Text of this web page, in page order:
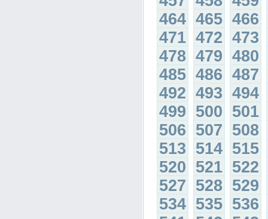
464 465 466
471 472 473
478 479 480
485 486 487
492 493 494
499 500 501
506 507 508
513 514 515
520 521 522
527 528 529
534 535 536